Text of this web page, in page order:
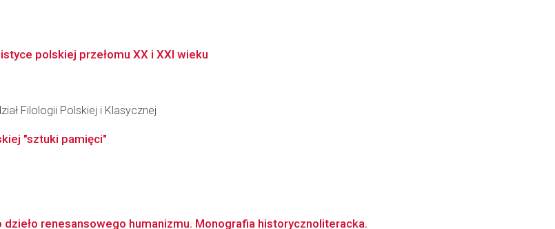
polskiej przełomu XX i XXI wieku
Filologii Polskiej i Klasycznej
"sztuki pamięci"
renesansowego humanizmu. Monografia historycznoliteracka.